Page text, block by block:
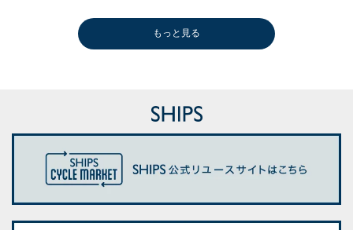
もっと見る